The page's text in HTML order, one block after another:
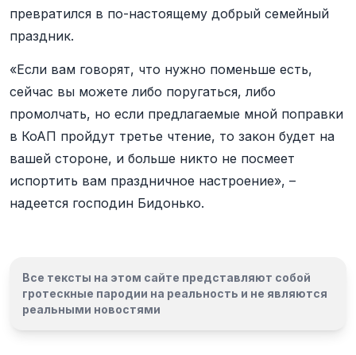
превратился в по-настоящему добрый семейный
праздник.
«Если вам говорят, что нужно поменьше есть,
сейчас вы можете либо поругаться, либо
промолчать, но если предлагаемые мной поправки
в КоАП пройдут третье чтение, то закон будет на
вашей стороне, и больше никто не посмеет
испортить вам праздничное настроение», –
надеется господин Бидонько.
Все тексты на этом сайте представляют собой
гротескные пародии на реальность и не являются
реальными новостями